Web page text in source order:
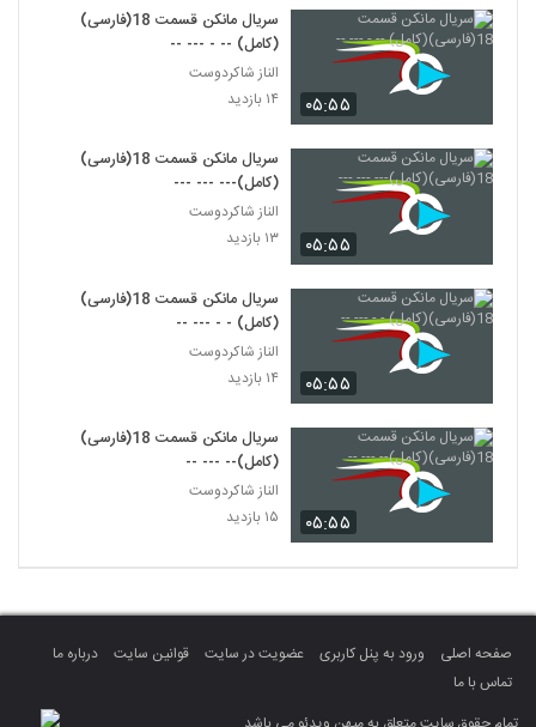
۰۵:۵۵
سریال مانکن قسمت 18(فارسی)
(کامل) -- - --- --
الناز شاکردوست
۱۴ بازدید
۰۵:۵۵
سریال مانکن قسمت 18(فارسی)
(کامل)--- --- ---
الناز شاکردوست
۱۳ بازدید
۰۵:۵۵
سریال مانکن قسمت 18(فارسی)
(کامل) - - --- --
الناز شاکردوست
۱۴ بازدید
۰۵:۵۵
سریال مانکن قسمت 18(فارسی)
(کامل)-- --- --
الناز شاکردوست
۱۵ بازدید
صفحه اصلی ورود به پنل کاربری عضویت در سایت قوانین سایت
درباره ما
تماس با ما